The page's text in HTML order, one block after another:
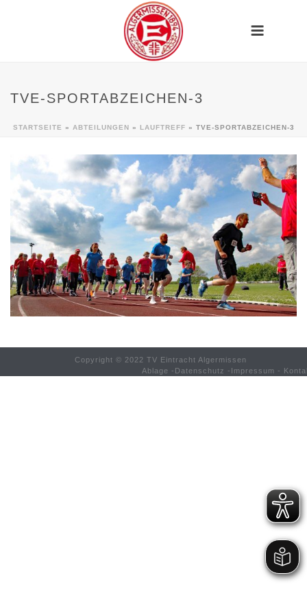
TVE-SPORTABZEICHEN-3
STARTSEITE » ABTEILUNGEN » LAUFTREFF » TVE-SPORTABZEICHEN-3
Copyright © 2022 TV Eintracht Algermissen
Ablage - Datenschutz - Impressum -